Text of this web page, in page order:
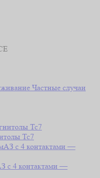
Частные случаи
Тс7
с 4 контактами —